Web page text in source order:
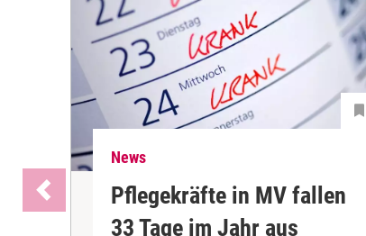
News
Pflegekräfte in MV fallen
33 Tage im Jahr aus